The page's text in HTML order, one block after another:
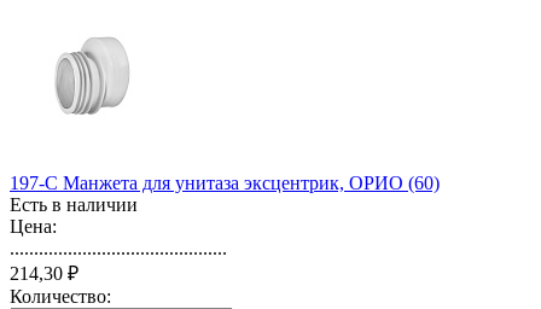
197-С Манжета для унитаза эксцентрик, ОРИО (60)
Есть в наличии
Цена:
.............................................
214,30 ₽
Количество: